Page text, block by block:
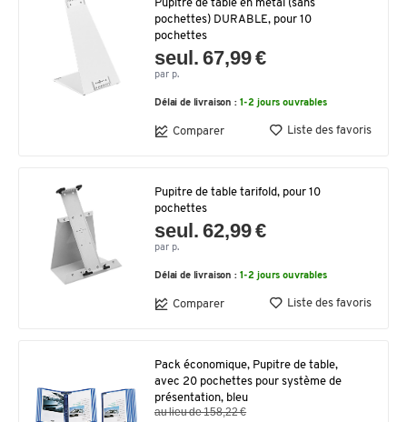
Pupitre de table en métal (sans
pochettes) DURABLE, pour 10
pochettes
seul. 67,99 €
par p.
Délai de livraison : 1-2 jours ouvrables
Comparer Liste des favoris
Pupitre de table tarifold, pour 10
pochettes
seul. 62,99 €
par p.
Délai de livraison : 1-2 jours ouvrables
Comparer Liste des favoris
Pack économique, Pupitre de table,
avec 20 pochettes pour système de
présentation, bleu
au lieu de 158,22 €